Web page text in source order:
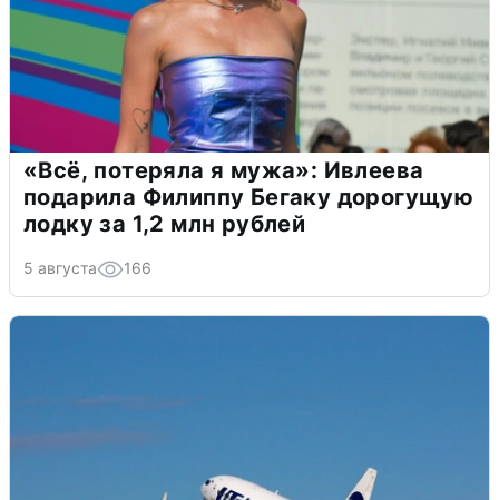
«Всё, потеряла я мужа»: Ивлеева
подарила Филиппу Бегаку дорогущую
лодку за 1,2 млн рублей
5 августа 166